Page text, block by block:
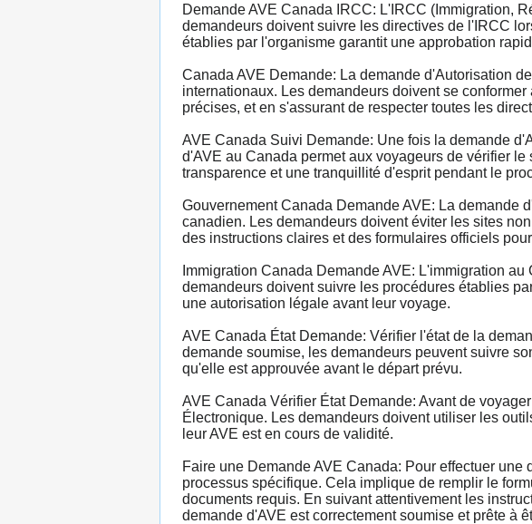
Demande AVE Canada IRCC: L'IRCC (Immigration,
demandeurs doivent suivre les directives de l'IRCC
établies par l'organisme garantit une approbation
Canada AVE Demande: La demande d'Autorisation
internationaux. Les demandeurs doivent se
précises, et en s'assurant de respecter toutes les
AVE Canada Suivi Demande: Une fois la demande
d'AVE au Canada permet aux voyageurs de vérifier
transparence et une tranquillité d'esprit pendant le
Gouvernement Canada Demande AVE: La demande
canadien. Les demandeurs doivent éviter les sites
des instructions claires et des formulaires officiels
Immigration Canada Demande AVE: L'immigration
demandeurs doivent suivre les procédures établies
une autorisation légale avant leur voyage.
AVE Canada État Demande: Vérifier l'état de la
demande soumise, les demandeurs peuvent suivre
qu'elle est approuvée avant le départ prévu.
AVE Canada Vérifier État Demande: Avant de
Électronique. Les demandeurs doivent utiliser les
leur AVE est en cours de validité.
Faire une Demande AVE Canada: Pour effectuer
processus spécifique. Cela implique de remplir le
documents requis. En suivant attentivement les
demande d'AVE est correctement soumise et prête à